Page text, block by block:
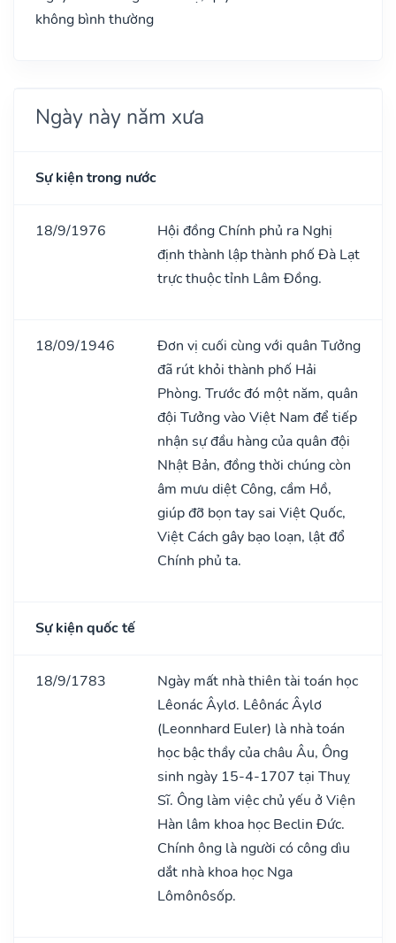
không bình thường
Ngày này năm xưa
Sự kiện trong nước
18/9/1976
Hội đồng Chính phủ ra Nghị
định thành lập thành phố Đà Lạt
trực thuộc tỉnh Lâm Đồng.
18/09/1946
Đơn vị cuối cùng với quân Tưởng
đã rút khỏi thành phố Hải
Phòng. Trước đó một năm, quân
đội Tưởng vào Việt Nam để tiếp
nhận sự đầu hàng của quân đội
Nhật Bản, đồng thời chúng còn
âm mưu diệt Công, cầm Hồ,
giúp đỡ bọn tay sai Việt Quốc,
Việt Cách gây bạo loạn, lật đổ
Chính phủ ta.
Sự kiện quốc tế
18/9/1783
Ngày mất nhà thiên tài toán học
Lêonác Âylơ. Lêônác Âylơ
(Leonnhard Euler) là nhà toán
học bậc thầy của châu Âu, Ông
sinh ngày 15-4-1707 tại Thuỵ
Sĩ. Ông làm việc chủ yếu ở Viện
Hàn lâm khoa học Beclin Đức.
Chính ông là người có công dìu
dắt nhà khoa học Nga
Lômônôsốp.